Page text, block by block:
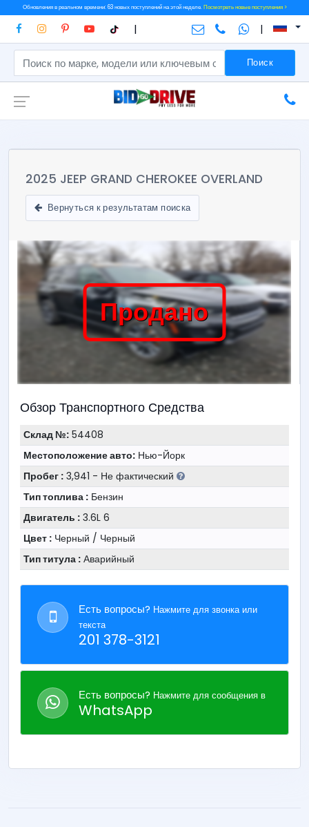
Обновления в реальном времени: 63 новых поступлений на этой неделе.Посмотреть новые поступления >
| |
Поиск
2025 JEEP GRAND CHEROKEE OVERLAND
Вернуться к результатам поиска
Продано
Обзор Транспортного Средства
Склад №:54408
Местоположение авто:Нью-Йорк
Пробег :3,941 - Не фактический
Тип топлива :Бензин
Двигатель :3.6L 6
Цвет :Черный / Черный
Тип титула :Аварийный
Есть вопросы? Нажмите для звонка или
текста
201 378-3121
Есть вопросы? Нажмите для сообщения в
WhatsApp